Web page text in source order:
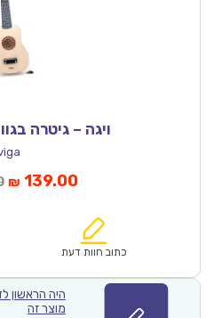
ויגה – גיטרה בגוון
המחיר
₪199.00.
₪ 139.00המחיר
הוא:
כתוב חוות דעת
היה הראשון
מוצר זה